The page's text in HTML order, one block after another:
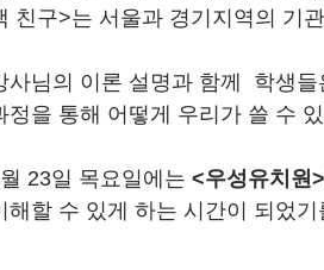
후원회원 가입신청 공익법인결산서
친구>는 서울과 경기지역의 기
사님의 이론 설명과 함께  학생
정을 통해 어떻게 우리가 쓸 수
23일 목요일에는 <우성유치원>
해할 수 있게 하는 시간이 되었